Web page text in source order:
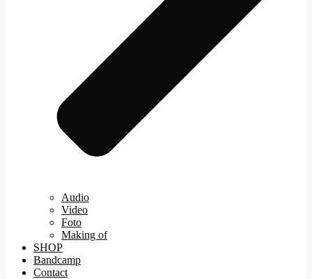
Audio
Video
Foto
Making of
SHOP
Bandcamp
Contact